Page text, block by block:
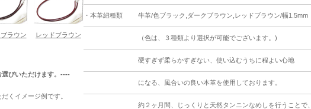
ラウン レッドブラウン
びいただけます。----
くイメージ例です。
・本革紐種類 牛革/色ブラック,ダークブラウン,レッドブラウン/幅1.5mm
（色は、３種類より選択が可能でございます。)
硬すぎず柔らかすぎない、使い込むうちに程よい心地
になる、風合いの良い本革を使用しております。
約２ヶ月間、じっくりと天然タンニンなめしを行うことで、